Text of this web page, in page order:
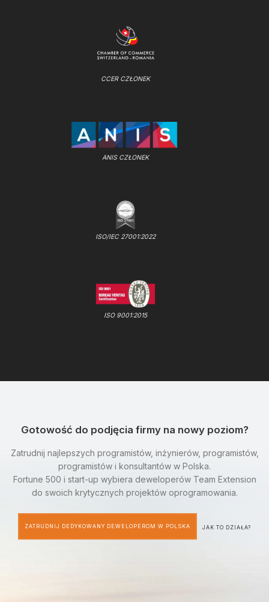
CCER CZŁONEK
ANIS CZŁONEK
ISO/IEC 27001:2022
ISO 9001:2015
Gotowość do podjęcia firmy na nowy poziom?
Zatrudnij najlepszych programistów, inżynierów, programistów,
programistów i konsultantów w Polska.
Fortune 500 i start-up wybiera deweloperów Team Extension
do swoich krytycznych projektów oprogramowania.
ZATRUDNIJ DEDYKOWANY DEWELOPEROM W POLSKA JAK TO DZIAŁA?